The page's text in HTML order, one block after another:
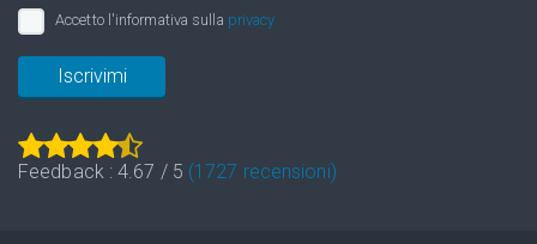
Accetto l'informativa sulla privacy
Iscrivimi
Feedback :4.67 / 5 (1727 recensioni)